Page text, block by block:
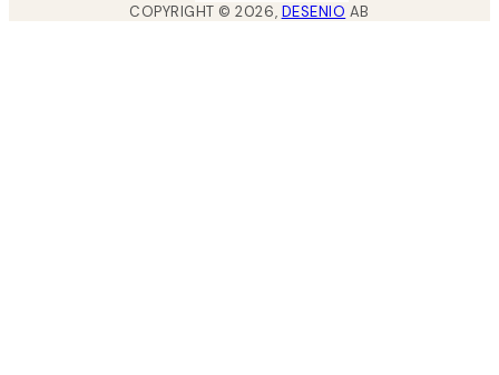
COPYRIGHT ©2026, DESENIO AB